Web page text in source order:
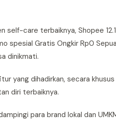
self-care terbaiknya, Shopee
Gratis Ongkir Rp0
dinikmati.
yang dihadirkan, secara
diri terbaiknya.
para brand lokal dan